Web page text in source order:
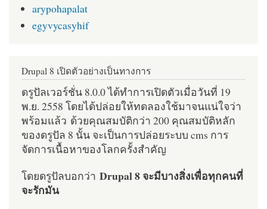
arypohapalat
egyvycasyhif
Drupal 8 เปิดตัวอย่างเป็นทางการ
ดรูปัลเวอร์ชั่น 8.0.0 ได้ทำการเปิดตัวเมื่อวันที่ 19
พ.ย. 2558 โดยได้ปล่อยให้ทดลองใช้มาจนแน่ใจว่า
พร้อมแล้ว ด้วยคุณสมบัติกว่า 200 คุณสมบัติหลัก
ของดรูปัล 8 นั้น จะเป็นการปล่อยระบบ cms การ
จัดการเนื้อหาของโลกครั้งสำคัญ
โดยดรูปัลบอกว่า Drupal 8 จะมีบางสิ่งเพื่อทุกคนที่
จะรักมัน